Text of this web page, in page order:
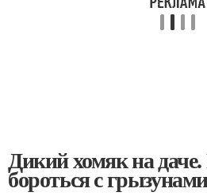
Дикий хомяк на
бороться с грызунами